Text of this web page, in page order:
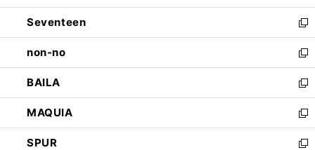
開
く
ウ
で
開
く
ン
ド
ウ
で
開
く
Seventeen
新
し
い
ウ
ィ
ン
ド
ウ
で
non-no
新
し
い
ウ
ィ
ン
ド
BAILA
新
し
い
ウ
ィ
MAQUIA
新
し
い
SPUR
新